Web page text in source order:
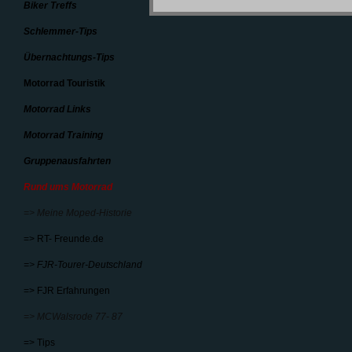
Biker Treffs
Schlemmer-Tips
Übernachtungs-Tips
Motorrad Touristik
Motorrad Links
Motorrad Training
Gruppenausfahrten
Rund ums Motorrad
=> Meine Moped-Historie
=> RT- Freunde.de
=> FJR-Tourer-Deutschland
=> FJR Erfahrungen
=> MCWalsrode 77- 87
=> Tips